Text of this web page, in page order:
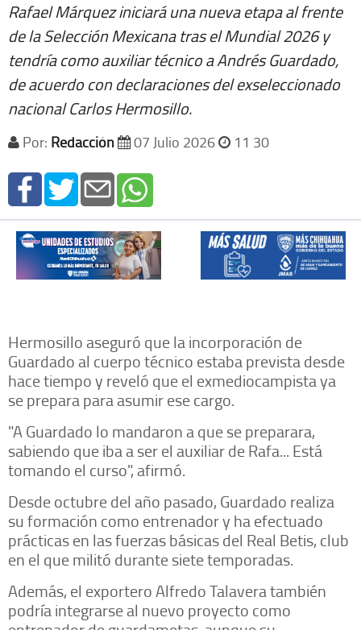
Rafael Márquez iniciará una nueva etapa al frente
de la Selección Mexicana tras el Mundial 2026 y
tendría como auxiliar técnico a Andrés Guardado,
de acuerdo con declaraciones del exseleccionado
nacional Carlos Hermosillo.
Por: Redacción 07 Julio 2026 11 30
Hermosillo aseguró que la incorporación de
Guardado al cuerpo técnico estaba prevista desde
hace tiempo y reveló que el exmediocampista ya
se prepara para asumir ese cargo.
"A Guardado lo mandaron a que se preparara,
sabiendo que iba a ser el auxiliar de Rafa... Está
tomando el curso", afirmó.
Desde octubre del año pasado, Guardado realiza
su formación como entrenador y ha efectuado
prácticas en las fuerzas básicas del Real Betis, club
en el que militó durante siete temporadas.
Además, el exportero Alfredo Talavera también
podría integrarse al nuevo proyecto como